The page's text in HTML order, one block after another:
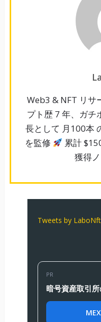
Web3 & NFT リサ
プト歴 7 年、ガチ
長として 月100本
を監修
累計
獲得
Tweets by LaboNft
PR
暗号資産取引所